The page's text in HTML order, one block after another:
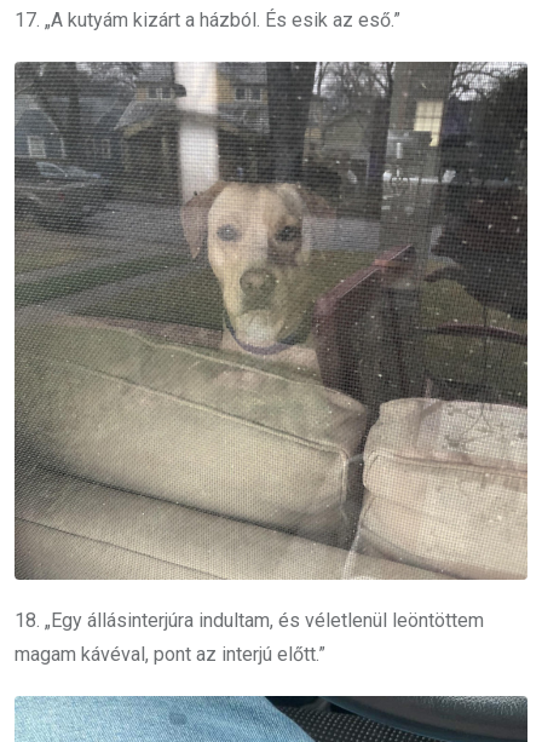
17. „A kutyám kizárt a házból. És esik az eső.”
18. „Egy állásinterjúra indultam, és véletlenül leöntöttem
magam kávéval, pont az interjú előtt.”